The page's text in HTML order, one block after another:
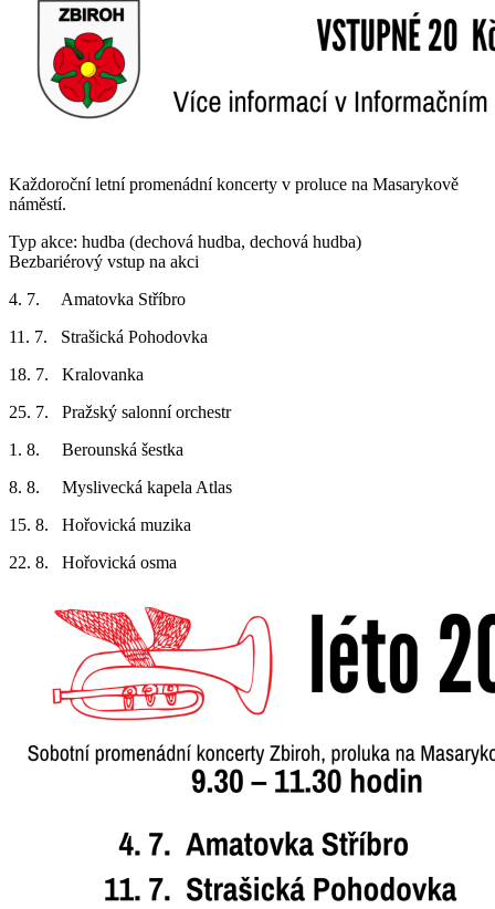
Každoroční letní promenádní koncerty v proluce na Masarykově
náměstí.
Typ akce: hudba (dechová hudba, dechová hudba)
Bezbariérový vstup na akci
4. 7. Amatovka Stříbro
11. 7. Strašická Pohodovka
18. 7. Kralovanka
25. 7. Pražský salonní orchestr
1. 8. Berounská šestka
8. 8. Myslivecká kapela Atlas
15. 8. Hořovická muzika
22. 8. Hořovická osma